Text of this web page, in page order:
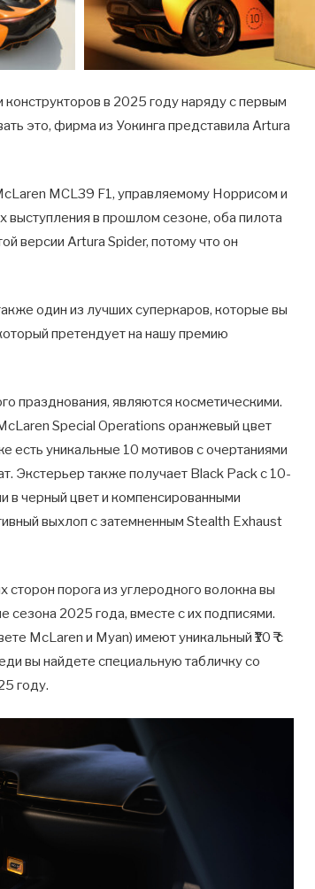
в 2025 году наряду с первым
это, фирма из Уокинга представила Artura
MCL39 F1, управляемому Норрисом и
в прошлом сезоне, оба пилота
версии Artura Spider, потому что он
один из лучших суперкаров, которые вы
претендует на нашу премию
празднования, являются косметическими.
Special Operations оранжевый цвет
есть уникальные 10 мотивов с очертаниями
Экстерьер также получает Black Pack с 10-
в черный цвет и компенсированными
выхлоп с затемненным Stealth Exhaust
сторон порога из углеродного волокна вы
сезона 2025 года, вместе с их подписями.
McLaren и Myan) имеют уникальный ₹10 ₹ с
вы найдете специальную табличку со
году.